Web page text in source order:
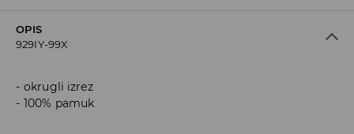
OPIS
929IY-99X
okrugli izrez
100% pamuk